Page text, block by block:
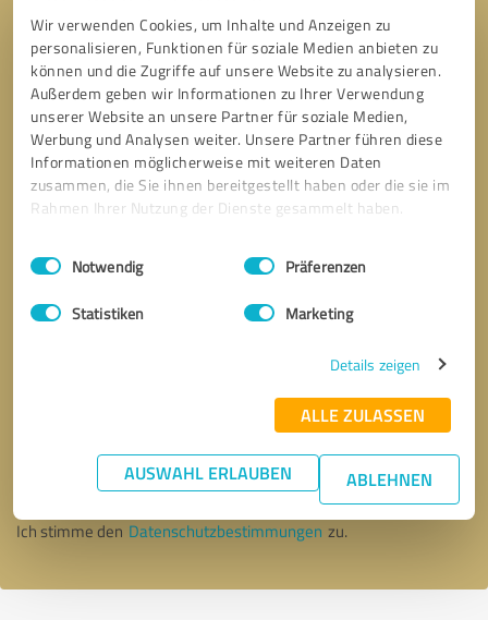
Wir verwenden Cookies, um Inhalte und Anzeigen zu
personalisieren, Funktionen für soziale Medien anbieten zu
können und die Zugriffe auf unsere Website zu analysieren.
Außerdem geben wir Informationen zu Ihrer Verwendung
unserer Website an unsere Partner für soziale Medien,
Werbung und Analysen weiter. Unsere Partner führen diese
Informationen möglicherweise mit weiteren Daten
zusammen, die Sie ihnen bereitgestellt haben oder die sie im
Rahmen Ihrer Nutzung der Dienste gesammelt haben.
Impressum Datenschutzbestimmungen
Einwilligungsauswahl
Notwendig Präferenzen
Statistiken Marketing
Details zeigen
ALLE ZULASSEN
AUSWAHL ERLAUBEN ABLEHNEN
* Erforderliche Angaben
Nachricht senden
Ich stimme den Datenschutzbestimmungen zu.